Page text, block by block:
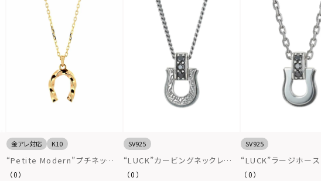
金アレ対応 K10
“Petite Modern”プチネックレ
ス（ツイストホースシュー/イエ
（0）
SV925
“LUCK”カービングネックレス/
シルバー925
（0）
SV925
“LUCK”ラージホー
ックレス/シルバー925
（0）